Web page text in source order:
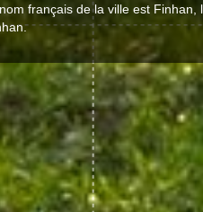
français de la ville est Finhan,